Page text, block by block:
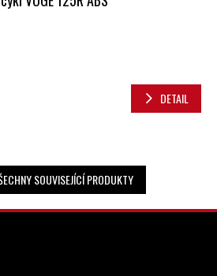
DETAIL
SOUVISEJÍCÍ PRODUKTY